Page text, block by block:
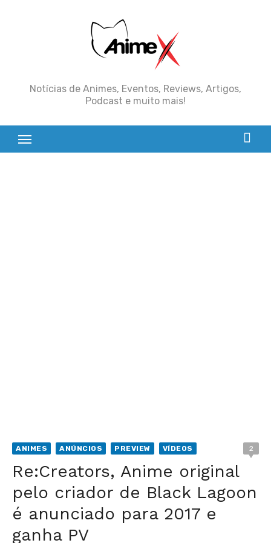
Notícias de Animes, Eventos, Reviews, Artigos,
Podcast e muito mais!
ANIMES ANÚNCIOS PREVIEW VÍDEOS 2
Re:Creators, Anime original
pelo criador de Black Lagoon
é anunciado para 2017 e
ganha PV